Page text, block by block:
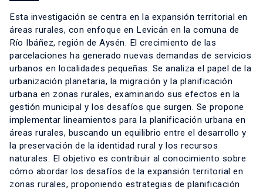
Esta investigación se centra en la expansión territorial en
áreas rurales, con enfoque en Levicán en la comuna de
Río Ibáñez, región de Aysén. El crecimiento de las
parcelaciones ha generado nuevas demandas de servicios
urbanos en localidades pequeñas. Se analiza el papel de la
urbanización planetaria, la migración y la planificación
urbana en zonas rurales, examinando sus efectos en la
gestión municipal y los desafíos que surgen. Se propone
implementar lineamientos para la planificación urbana en
áreas rurales, buscando un equilibrio entre el desarrollo y
la preservación de la identidad rural y los recursos
naturales. El objetivo es contribuir al conocimiento sobre
cómo abordar los desafíos de la expansión territorial en
zonas rurales, proponiendo estrategias de planificación